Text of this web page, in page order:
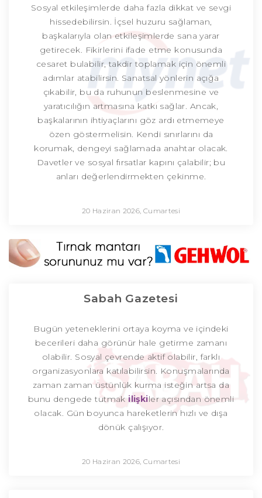
Sosyal etkileşimlerde daha fazla dikkat ve sevgi
hissedebilirsin. İçsel huzuru sağlaman,
başkalarıyla olan etkileşimlerde sana yarar
getirecek. Fikirlerini ifade etme konusunda
cesaret bulabilir, takdir toplamak için önemli
adımlar atabilirsin. Sanatsal yönlerin açığa
çıkabilir, bu da ruhunun beslenmesine ve
yaratıcılığın artmasına katkı sağlar. Ancak,
başkalarının ihtiyaçlarını göz ardı etmemeye
özen göstermelisin. Kendi sınırlarını da
korumak, dengeyi sağlamada anahtar olacak.
Davetler ve sosyal fırsatlar kapını çalabilir; bu
anları değerlendirmekten çekinme.
20 Haziran 2026, Cumartesi
Sabah Gazetesi
Bugün yeteneklerini ortaya koyma ve içindeki
becerileri daha görünür hale getirme zamanı
olabilir. Sosyal çevrende aktif olabilir, farklı
organizasyonlara katılabilirsin. Konuşmalarında
zaman zaman üstünlük kurma isteğin artsa da
bunu dengede tutmak ilişkiler açısından önemli
olacak. Gün boyunca hareketlerin hızlı ve dışa
dönük çalışıyor.
20 Haziran 2026, Cumartesi